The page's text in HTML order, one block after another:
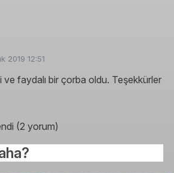
2019 12:51
ve faydalı bir çorba oldu. Teşekkürler
(2 yorum)